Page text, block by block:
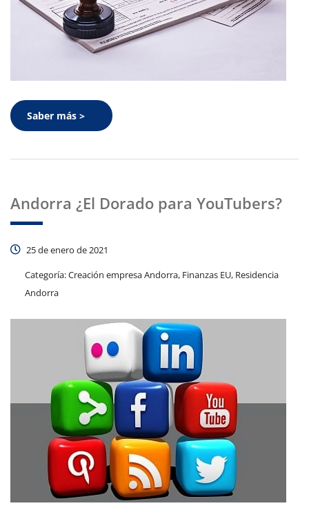
Saber más >
Andorra ¿El Dorado para YouTubers?
25 de enero de 2021
Categoría:Creación empresa Andorra, Finanzas EU, Residencia
Andorra